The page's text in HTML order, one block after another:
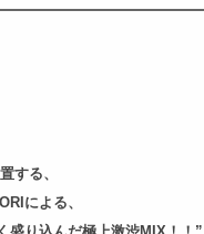
する、
による、